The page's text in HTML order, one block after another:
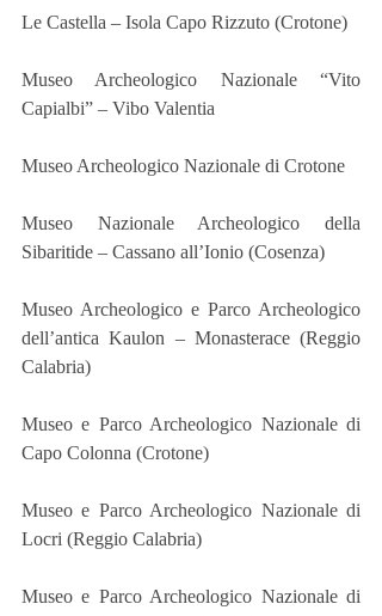
Le Castella – Isola Capo Rizzuto (Crotone)
Museo Archeologico Nazionale “Vito
Capialbi” – Vibo Valentia
Museo Archeologico Nazionale di Crotone
Museo Nazionale Archeologico della
Sibaritide – Cassano all’Ionio (Cosenza)
Museo Archeologico e Parco Archeologico
dell’antica Kaulon – Monasterace (Reggio
Calabria)
Museo e Parco Archeologico Nazionale di
Capo Colonna (Crotone)
Museo e Parco Archeologico Nazionale di
Locri (Reggio Calabria)
Museo e Parco Archeologico Nazionale di